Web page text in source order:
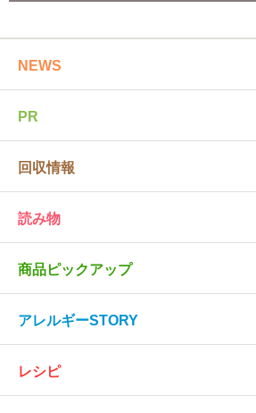
NEWS
PR
回収情報
読み物
商品ピックアップ
アレルギーSTORY
レシピ